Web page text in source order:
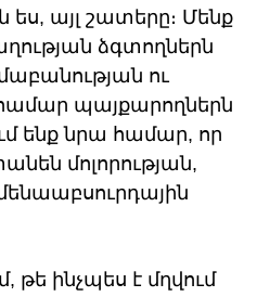
ես, այլ շատերը։ Մենք
ձգտողներն
ու
պայքարողներն
ենք նրա համար, որ
մոլորության,
թե ինչպես է մղվում